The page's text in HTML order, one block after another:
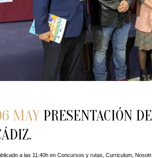
MAY PRESENTACIÓN
a las 11:40h en Concursos y rutas, Curriculum,